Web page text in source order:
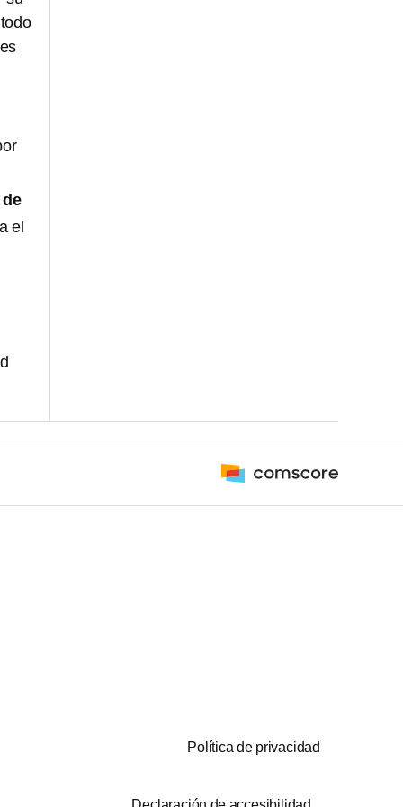
de
el
Política de privacidad